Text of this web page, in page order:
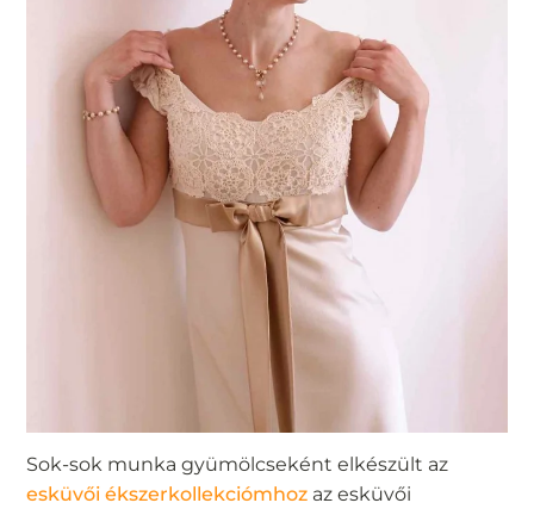
Sok-sok munka gyümölcseként elkészült az
esküvői ékszerkollekciómhoz az esküvői